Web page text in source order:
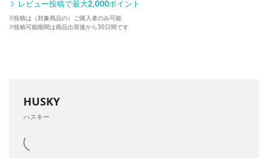
レビュー投稿で最大2,000ポイント
※投稿は（対象商品の）ご購入者のみ可能
※投稿可能期間は商品出荷後から30日間です
HUSKY
ハスキー